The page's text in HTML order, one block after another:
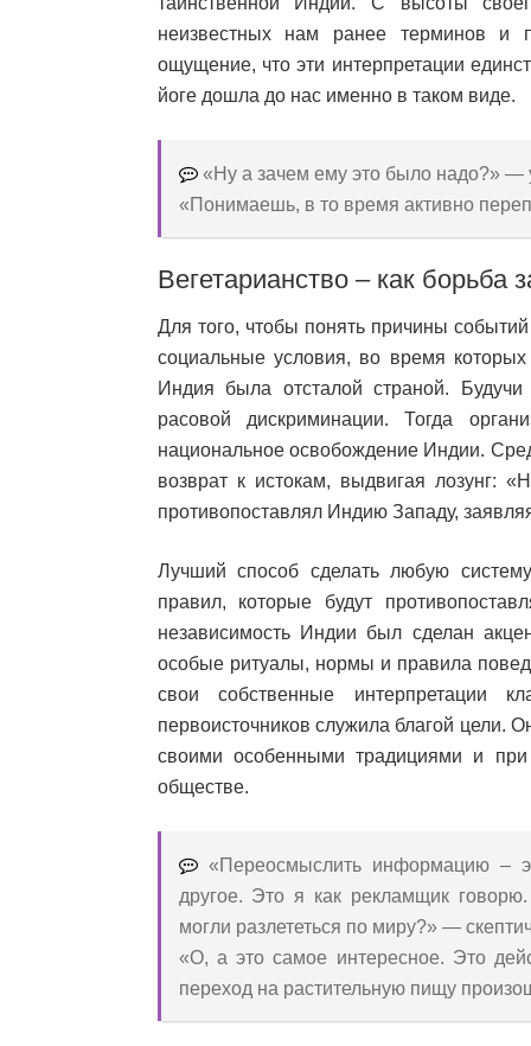
неизвестных нам ранее терминов и
ощущение, что эти интерпретации
йоге дошла до нас именно в таком виде.
«Ну а зачем ему это было надо?» —
«Понимаешь, в то время активно
Вегетарианство – как борьба
Для того, чтобы понять причины
социальные условия, во время
Индия была отсталой страной.
расовой дискриминации. Тогда
национальное освобождение Индии.
возврат к истокам, выдвигая лозунг:
противопоставлял Индию Западу,
Лучший способ сделать любую
правил, которые будут
независимость Индии был сделан
особые ритуалы, нормы и правила
свои собственные интерпретации
первоисточников служила благой цели.
своими особенными традициями и
обществе.
«Переосмыслить информацию –
другое. Это я как рекламщик
могли разлететься по миру?» —
«О, а это самое интересное. Это
переход на растительную пищу